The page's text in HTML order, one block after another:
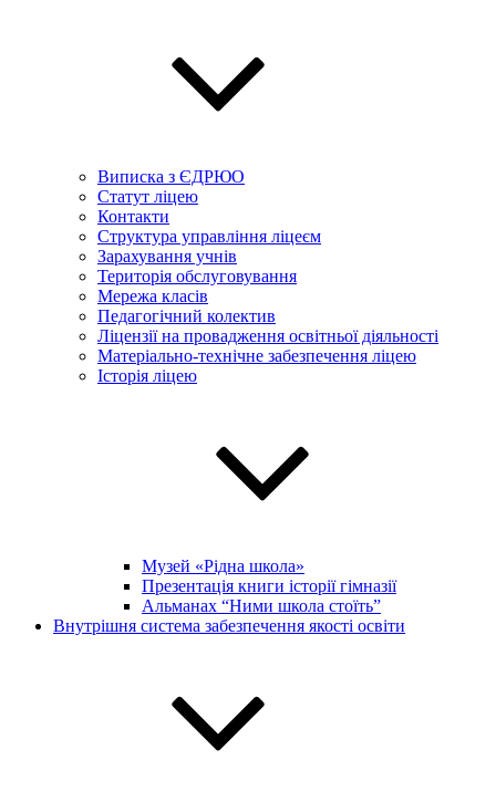
Виписка з ЄДРЮО
Статут ліцею
Контакти
Структура управління ліцеєм
Зарахування учнів
Територія обслуговування
Мережа класів
Педагогічний колектив
Ліцензії на провадження освітньої діяльності
Матеріально-технічне забезпечення ліцею
Історія ліцею
Музей «Рідна школа»
Презентація книги історії гімназії
Альманах “Ними школа стоїть”
Внутрішня система забезпечення якості освіти